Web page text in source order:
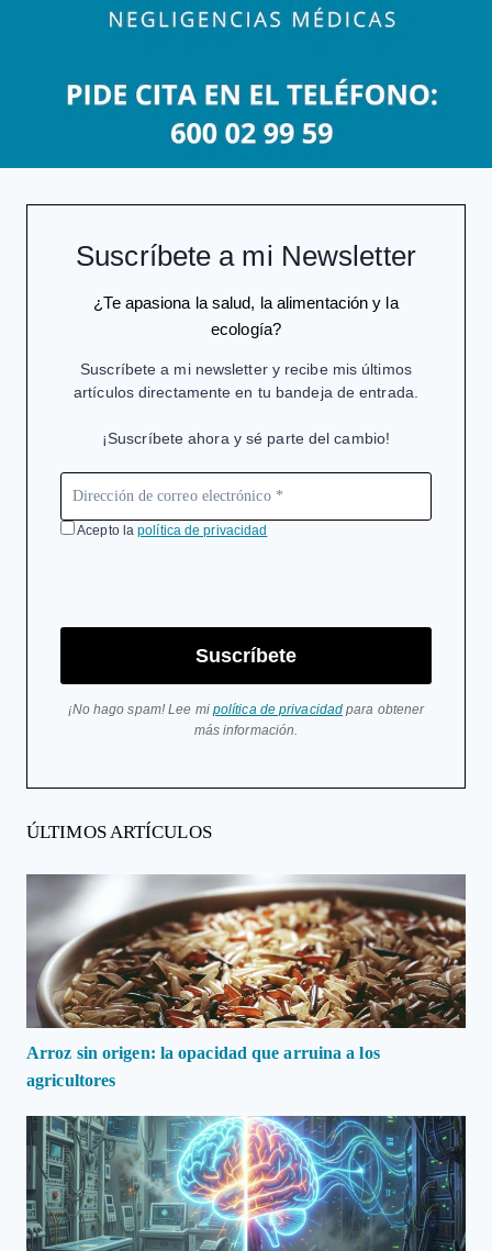
Suscríbete a mi Newsletter
¿Te apasiona la salud, la alimentación y la
ecología?
Suscríbete a mi newsletter y recibe mis últimos
artículos directamente en tu bandeja de entrada.
¡Suscríbete ahora y sé parte del cambio!
Acepto lapolítica de privacidad
Suscríbete
¡No hago spam! Lee mi política de privacidad para obtener
más información.
ÚLTIMOS ARTÍCULOS
Arroz sin origen: la opacidad que arruina a los
agricultores